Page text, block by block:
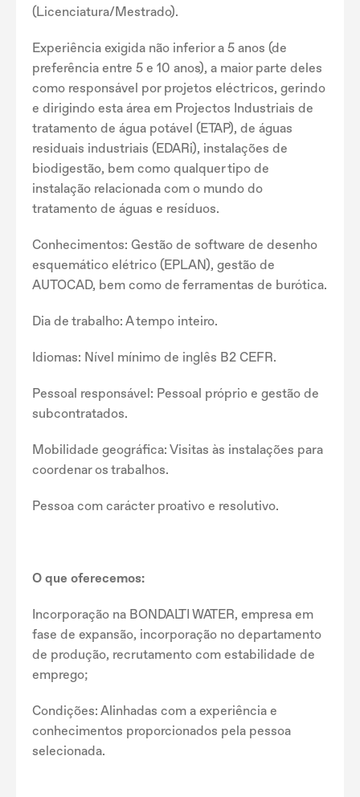
(Licenciatura/Mestrado).
Experiência exigida não inferior a 5 anos (de
preferência entre 5 e 10 anos), a maior parte deles
como responsável por projetos eléctricos, gerindo
e dirigindo esta área em Projectos Industriais de
tratamento de água potável (ETAP), de águas
residuais industriais (EDARi), instalações de
biodigestão, bem como qualquer tipo de
instalação relacionada com o mundo do
tratamento de águas e resíduos.
Conhecimentos: Gestão de software de desenho
esquemático elétrico (EPLAN), gestão de
AUTOCAD, bem como de ferramentas de burótica.
Dia de trabalho: A tempo inteiro.
Idiomas: Nível mínimo de inglês B2 CEFR.
Pessoal responsável: Pessoal próprio e gestão de
subcontratados.
Mobilidade geográfica: Visitas às instalações para
coordenar os trabalhos.
Pessoa com carácter proativo e resolutivo.
O que oferecemos:
Incorporação na BONDALTI WATER, empresa em
fase de expansão, incorporação no departamento
de produção, recrutamento com estabilidade de
emprego;
Condições: Alinhadas com a experiência e
conhecimentos proporcionados pela pessoa
selecionada.